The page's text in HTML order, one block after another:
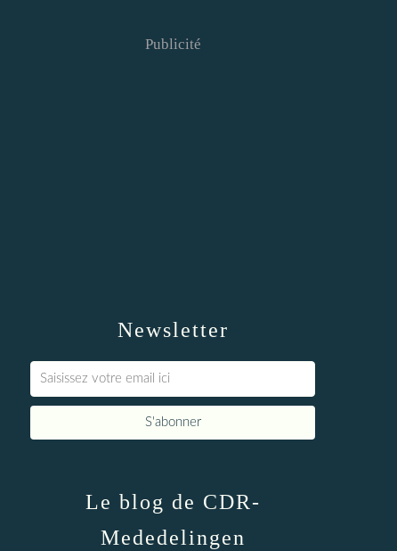
Newsletter
Publicité
Le blog de CDR-
Mededelingen